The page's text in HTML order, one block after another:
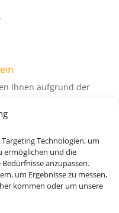
Technologien, um
ermöglichen und die
anzupassen.
um Ergebnisse zu messen,
kommen oder um unsere
Ihnen aufgrund der
Stornierungs- und
an!